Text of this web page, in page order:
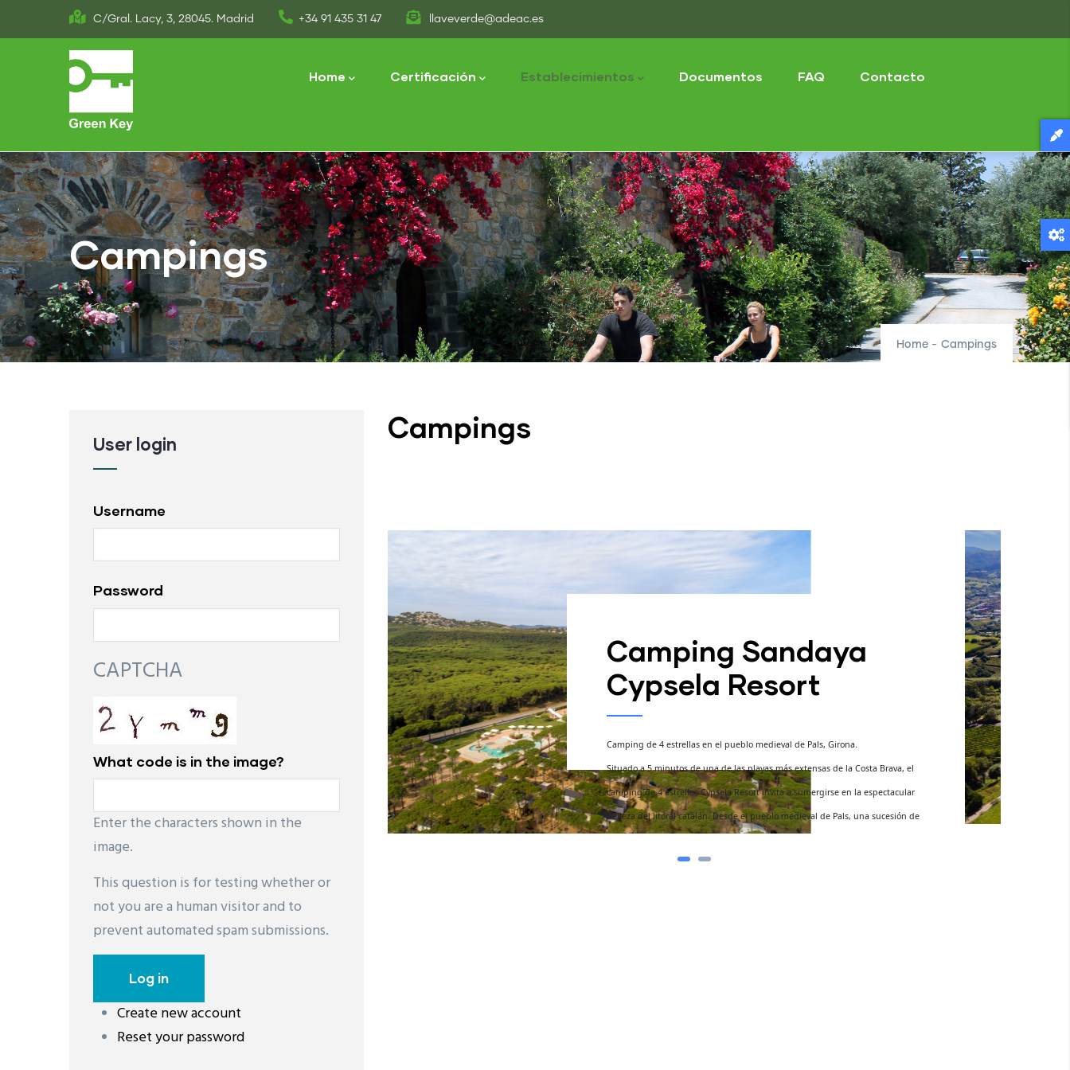
to
C/Gral. Lacy, 3, 28045. Madrid +34 91 435 31 47 llaveverde@adeac.es
navigation
Home Certificación Establecimientos Documentos FAQ Contacto
Campings
Home - Campings
Campings
Camping Sandaya
Cypsela Resort
Camping de 4 estrellas en el pueblo medieval de Pals, Girona.
Situado a 5 minutos de una de las playas más extensas de la Costa Brava, el
belleza del litoral catalán. Desde el pueblo medieval de Pals, una sucesión de
calas, playas, pinares y macizos montañosos conforman una serie de paisajes
Gran Camping Zarautz
Actualmente es el camping más grande de Euskadi abierto todo el año. Ofrecen todo
tipo de servicios para poder disfrutar de la vida de camping: disponen de bar-
restaurante, supermercado, cuartos de baño calefactados y duchas con agua caliente,
lavandería, zona de barbacoas, parque infantil, zona de deporte, WIFI gratuito, gimnasio,
User login
Username
Password
CAPTCHA
What code is in the image?
Enter the characters shown in the
image.
This question is for testing whether or
not you are a human visitor and to
prevent automated spam submissions.
Create new account
Reset your password
레딧 다운로드coloring pages printable